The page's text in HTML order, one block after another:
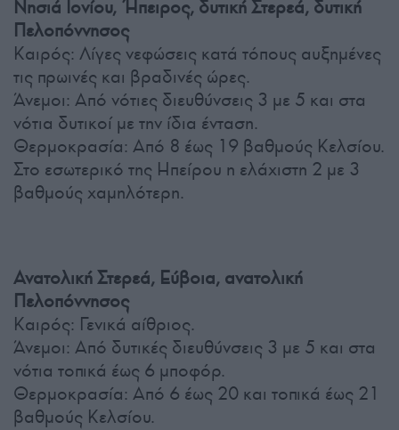
Νησιά Ιονίου, Ήπειρος, δυτική Στερεά, δυτική
Πελοπόννησος
Καιρός: Λίγες νεφώσεις κατά τόπους αυξημένες
τις πρωινές και βραδινές ώρες.
Άνεμοι: Από νότιες διευθύνσεις 3 με 5 και στα
νότια δυτικοί με την ίδια ένταση.
Θερμοκρασία: Από 8 έως 19 βαθμούς Κελσίου.
Στο εσωτερικό της Ηπείρου η ελάχιστη 2 με 3
βαθμούς χαμηλότερη.
Ανατολική Στερεά, Εύβοια, ανατολική
Πελοπόννησος
Καιρός: Γενικά αίθριος.
Άνεμοι: Από δυτικές διευθύνσεις 3 με 5 και στα
νότια τοπικά έως 6 μποφόρ.
Θερμοκρασία: Από 6 έως 20 και τοπικά έως 21
βαθμούς Κελσίου.